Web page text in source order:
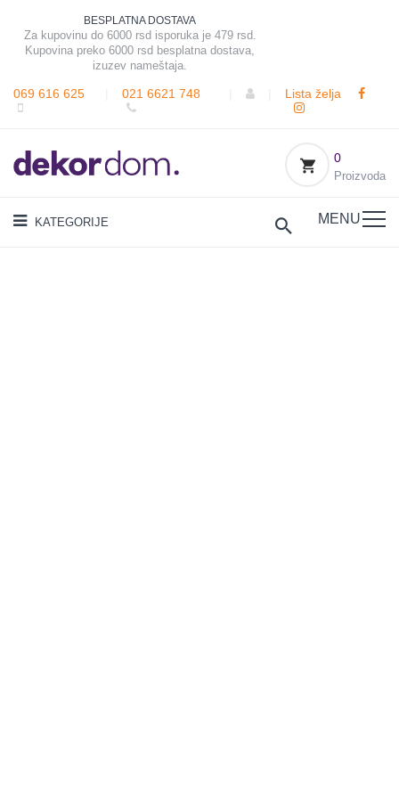
BESPLATNA DOSTAVA
Za kupovinu do 6000 rsd isporuka je 479 rsd.
Kupovina preko 6000 rsd besplatna dostava,
izuzev nameštaja.
069 616 625 021 6621 748 Lista želja
0
Proizvoda
KATEGORIJE MENU